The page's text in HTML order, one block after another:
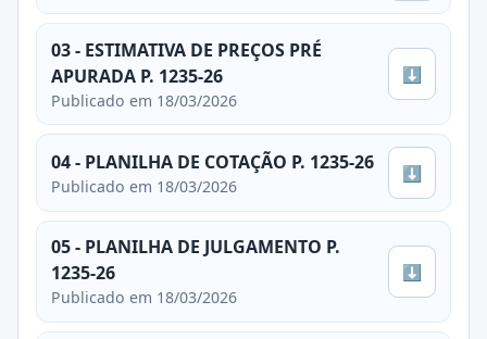
03 - ESTIMATIVA DE PREÇOS PRÉ
APURADA P. 1235-26
Publicado em 18/03/2026
⬇
04 - PLANILHA DE COTAÇÃO P. 1235-26
Publicado em 18/03/2026
⬇
05 - PLANILHA DE JULGAMENTO P.
1235-26
Publicado em 18/03/2026
⬇